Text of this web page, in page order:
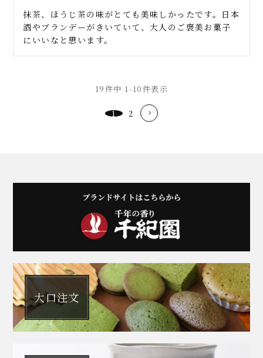
抹茶、ほうじ茶の味がとても美味しかったです。日本
酒やブランデーがきいていて、大人のご褒美お菓子
にいいなと思います。
19件中 1-10件表示
1 2
大口注文